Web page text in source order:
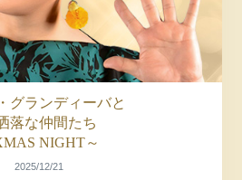
グランディーバと
落な仲間たち
NIGHT～
2025/12/21